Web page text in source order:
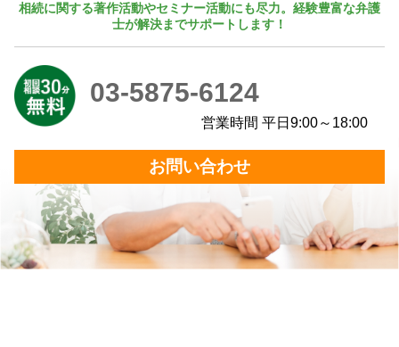
相続に関する著作活動やセミナー活動にも尽力。経験豊富な弁護
士が解決までサポートします！
03-5875-6124
営業時間 平日9:00～18:00
お問い合わせ